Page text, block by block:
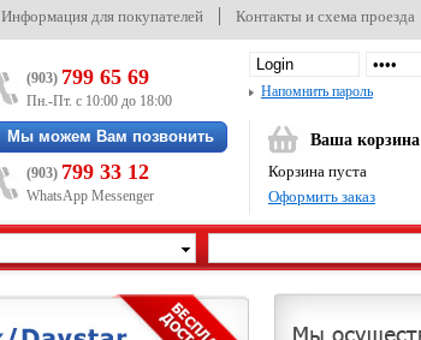
Информация для покупателей Контакты и схема проезда
(903) 799 65 69
Пн.-Пт. с 10:00 до 18:00
Мы можем Вам позвонить
(903) 799 33 12
WhatsApp Messenger
Напомнить пароль
Ваша корзина
Корзина пуста
Оформить заказ